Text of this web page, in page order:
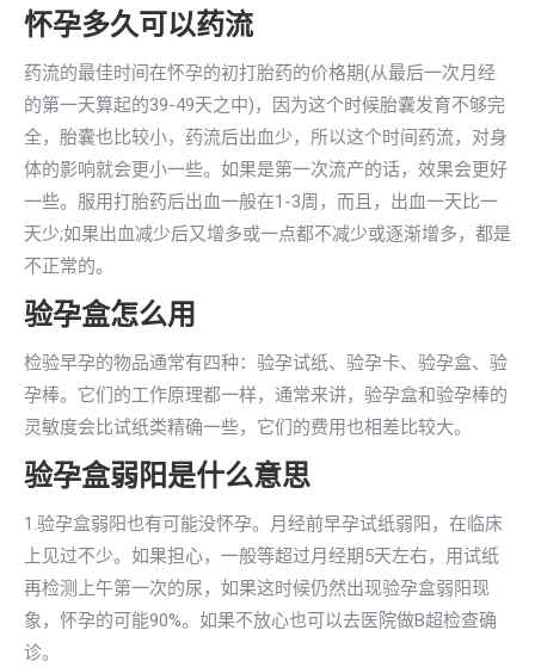
怀孕多久可以药流
药流的最佳时间在怀孕的初打胎药的价格期(从最后一次月经
的第一天算起的39-49天之中)，因为这个时候胎囊发育不够完
全，胎囊也比较小，药流后出血少，所以这个时间药流，对身
体的影响就会更小一些。如果是第一次流产的话，效果会更好
一些。服用打胎药后出血一般在1-3周，而且，出血一天比一
天少;如果出血减少后又增多或一点都不减少或逐渐增多，都是
不正常的。
验孕盒怎么用
检验早孕的物品通常有四种：验孕试纸、验孕卡、验孕盒、验
孕棒。它们的工作原理都一样，通常来讲，验孕盒和验孕棒的
灵敏度会比试纸类精确一些，它们的费用也相差比较大。
验孕盒弱阳是什么意思
1.验孕盒弱阳也有可能没怀孕。月经前早孕试纸弱阳，在临床
上见过不少。如果担心，一般等超过月经期5天左右，用试纸
再检测上午第一次的尿，如果这时候仍然出现验孕盒弱阳现
象，怀孕的可能90%。如果不放心也可以去医院做B超检查确
诊。